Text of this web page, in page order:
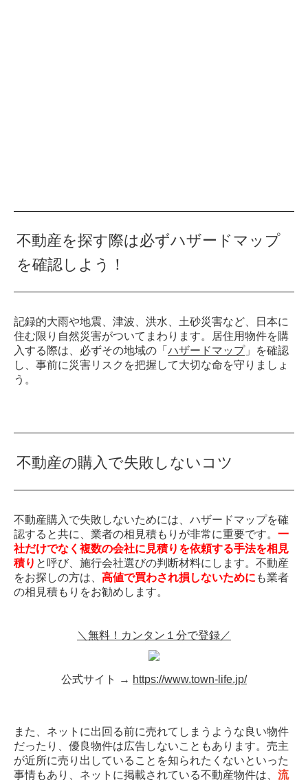
不動産を探す際は必ずハザードマップ
を確認しよう！
記録的大雨や地震、津波、洪水、土砂災害など、日本に
住む限り自然災害がついてまわります。居住用物件を購
入する際は、必ずその地域の「 ハザードマップ」を確認
し、事前に災害リスクを把握して大切な命を守りましょ
う。
不動産の購入で失敗しないコツ
不動産購入で失敗しないためには、ハザードマップを確
認すると共に、業者の相見積もりが非常に重要です。 一
社だけでなく複数の会社に見積りを依頼する手法を相見
積り と呼び、施行会社選びの判断材料にします。不動産
をお探しの方は、 高値で買わされ損しないために も業者
の相見積もりをお勧めします。
＼無料！カンタン１分で登録／
公式サイト → https://www.town-life.jp/
また、ネットに出回る前に売れてしまうような良い物件
だったり、優良物件は広告しないこともあります。売主
が近所に売り出していることを知られたくないといった
事情もあり、ネットに掲載されている不動産物件は、 流